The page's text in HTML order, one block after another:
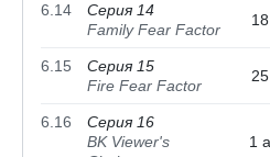
6.14
Серия 14
Family Fear Factor
6.15
Серия 15
Fire Fear Factor
6.16
Серия 16
BK Viewer's
1